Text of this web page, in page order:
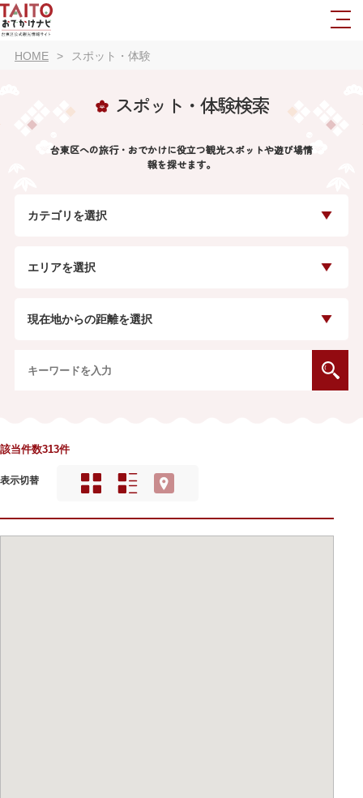
HOME スポット・体験
スポット・体験検索
台東区への旅行・おでかけに役立つ観光スポットや遊び場情
報を探せます。
カテゴリを選択
エリアを選択
現在地からの距離を選択
該当件数313件
表示切替